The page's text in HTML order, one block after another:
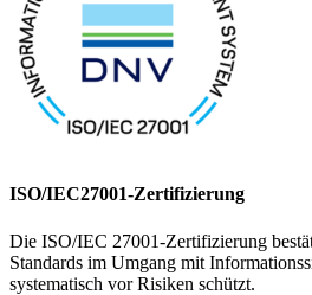
ISO/IEC27001-Zertifizierung
Die ISO/IEC 27001-Zertifizierung
Standards im Umgang mit
systematisch vor Risiken schützt.